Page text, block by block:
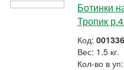
Ботинки
Тропик
Код:
Вес: 1.5 кг.
Кол-во в уп: